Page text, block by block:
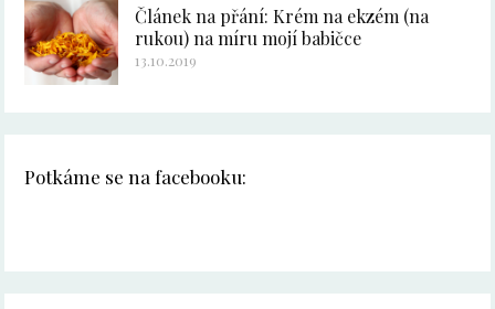
Článek na přání: Krém na ekzém (na
rukou) na míru mojí babičce
13.10.2019
Potkáme se na facebooku: